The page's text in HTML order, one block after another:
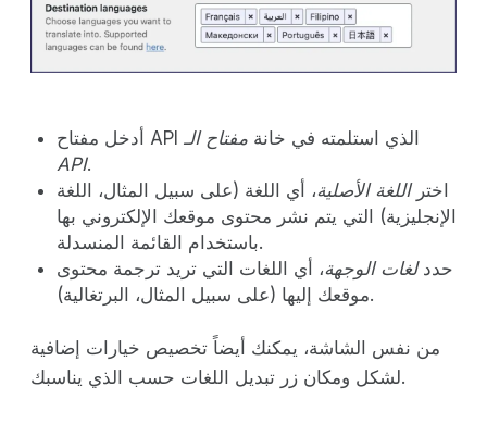
أدخل مفتاح API الذي استلمته في خانة مفتاح الـ
API.
اختراللغة الأصلية، أي اللغة (على سبيل المثال، اللغة
الإنجليزية) التي يتم نشر محتوى موقعك الإلكتروني بها
باستخدام القائمة المنسدلة.
حددلغات الوجهة، أي اللغات التي تريد ترجمة محتوى
موقعك إليها (على سبيل المثال، البرتغالية).
من نفس الشاشة، يمكنك أيضاً تخصيص خيارات إضافية
لشكل ومكان زر تبديل اللغات حسب الذي يناسبك.